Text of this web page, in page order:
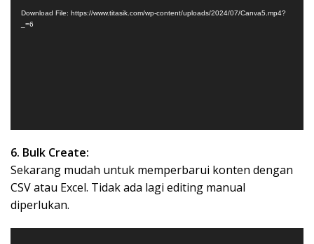
Download File: https://www.titasik.com/wp-content/uploads/2024/07/Canva5.mp4?
_=6
6. Bulk Create:
Sekarang mudah untuk memperbarui konten dengan
CSV atau Excel. Tidak ada lagi editing manual
diperlukan.